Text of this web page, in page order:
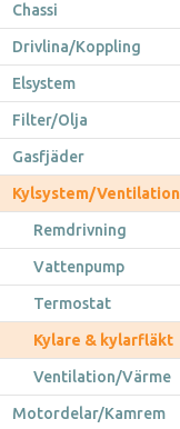
Chassi
Drivlina/Koppling
Elsystem
Filter/Olja
Gasfjäder
Kylsystem/Ventilation
Remdrivning
Vattenpump
Termostat
Kylare & kylarfläkt
Ventilation/Värme
Motordelar/Kamrem